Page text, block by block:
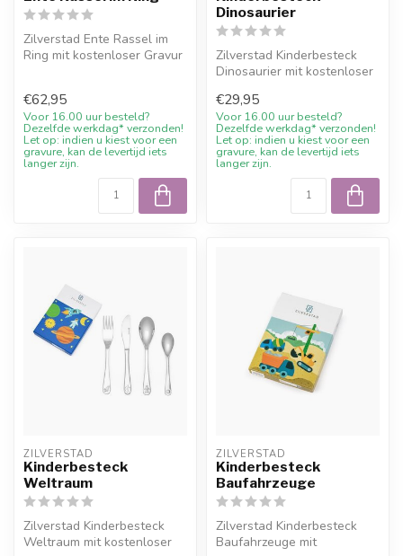
Zilverstad Ente Rassel im
Ring mit kostenloser Gravur
€62,95
Voor 16.00 uur besteld?
Dezelfde werkdag* verzonden!
Let op: indien u kiest voor een
gravure, kan de levertijd iets
langer zijn.
Dinosaurier
Zilverstad Kinderbesteck
Dinosaurier mit kostenloser
Willkommensr...
€29,95
Voor 16.00 uur besteld?
Dezelfde werkdag* verzonden!
Let op: indien u kiest voor een
gravure, kan de levertijd iets
langer zijn.
ZILVERSTAD
Kinderbesteck
Weltraum
Zilverstad Kinderbesteck
Weltraum mit kostenloser
ZILVERSTAD
Kinderbesteck
Baufahrzeuge
Zilverstad Kinderbesteck
Baufahrzeuge mit